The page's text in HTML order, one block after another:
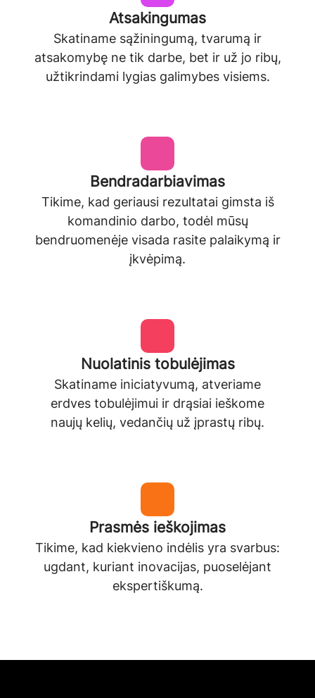
Atsakingumas
Skatiname sąžiningumą, tvarumą ir
atsakomybę ne tik darbe, bet ir už jo ribų,
užtikrindami lygias galimybes visiems.
Bendradarbiavimas
Tikime, kad geriausi rezultatai gimsta iš
komandinio darbo, todėl mūsų
bendruomenėje visada rasite palaikymą ir
įkvėpimą.
Nuolatinis tobulėjimas
Skatiname iniciatyvumą, atveriame
erdves tobulėjimui ir drąsiai ieškome
naujų kelių, vedančių už įprastų ribų.
Prasmės ieškojimas
Tikime, kad kiekvieno indėlis yra svarbus:
ugdant, kuriant inovacijas, puoselėjant
ekspertiškumą.